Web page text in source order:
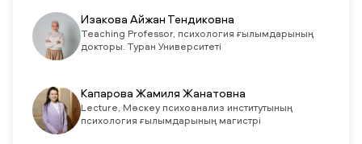
Изакова Айжан Тендиковна
Teaching Professor, психология ғылымдарының
докторы. Туран Университеті
Капарова Жамиля Жанатовна
Lecture, Мәскеу психоанализ институтының
психология ғылымдарының магистрі